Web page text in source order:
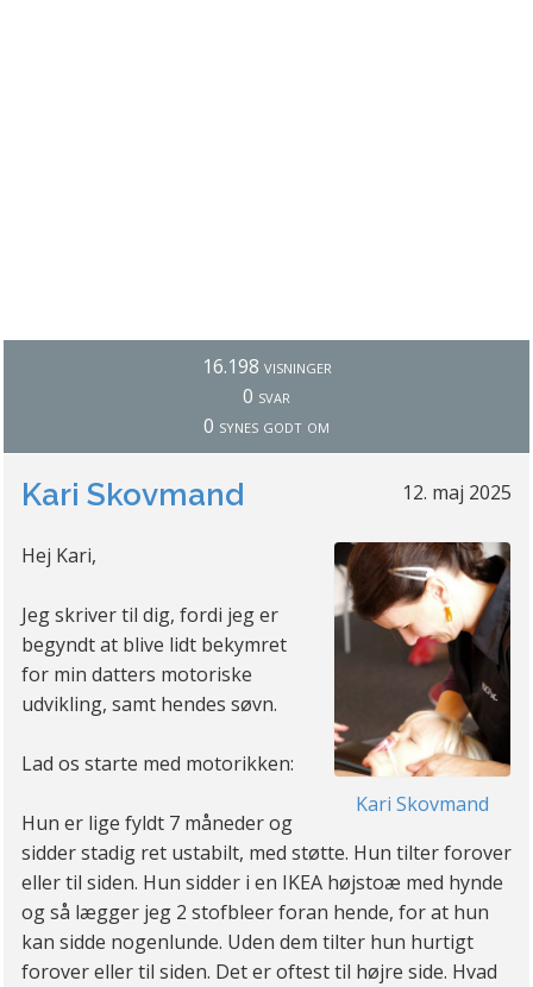
16.198 visninger
0 svar
0 synes godt om
12. maj 2025
Kari Skovmand
Kari Skovmand
Hej Kari,
Jeg skriver til dig, fordi jeg er
begyndt at blive lidt bekymret
for min datters motoriske
udvikling, samt hendes søvn.
Lad os starte med motorikken:
Hun er lige fyldt 7 måneder og
sidder stadig ret ustabilt, med støtte. Hun tilter forover
eller til siden. Hun sidder i en IKEA højstoæ med hynde
og så lægger jeg 2 stofbleer foran hende, for at hun
kan sidde nogenlunde. Uden dem tilter hun hurtigt
forover eller til siden. Det er oftest til højre side. Hvad